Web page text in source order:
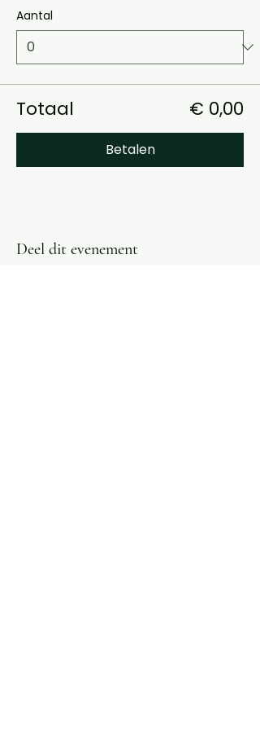
Aantal
Totaal € 0,00
Betalen
Deel dit evenement